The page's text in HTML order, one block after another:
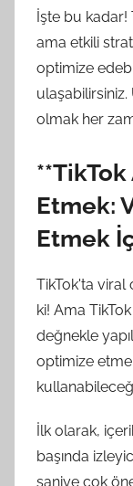
İşte bu kadar!
ama etkili
optimize
ulaşabilirsiniz.
olmak her
Etmek:
Etmek
TikTok'ta viral
ki! Ama
değnekle
optimize
İlk olarak,
başında
saniye çok